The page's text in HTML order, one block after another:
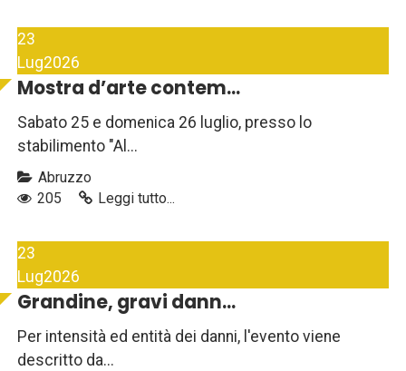
23
Lug2026
Mostra d’arte contem...
Sabato 25 e domenica 26 luglio, presso lo
stabilimento "Al...
Abruzzo
205
Leggi tutto...
23
Lug2026
Grandine, gravi dann...
Per intensità ed entità dei danni, l'evento viene
descritto da...